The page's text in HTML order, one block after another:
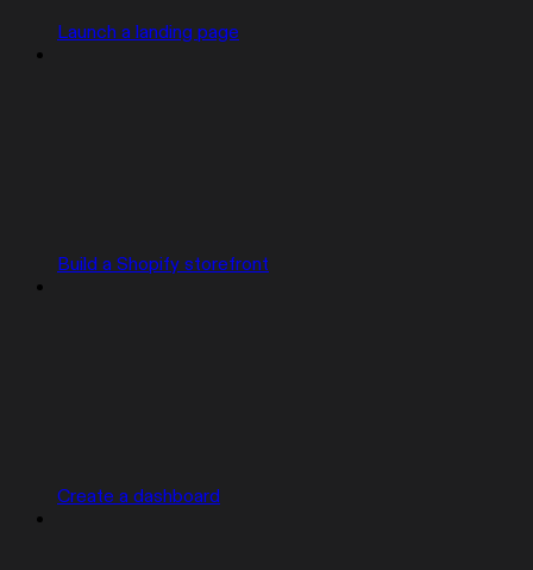
Launch a landing page
Build a Shopify storefront
Create a dashboard